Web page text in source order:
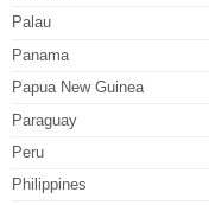
Palau
Panama
Papua New Guinea
Paraguay
Peru
Philippines